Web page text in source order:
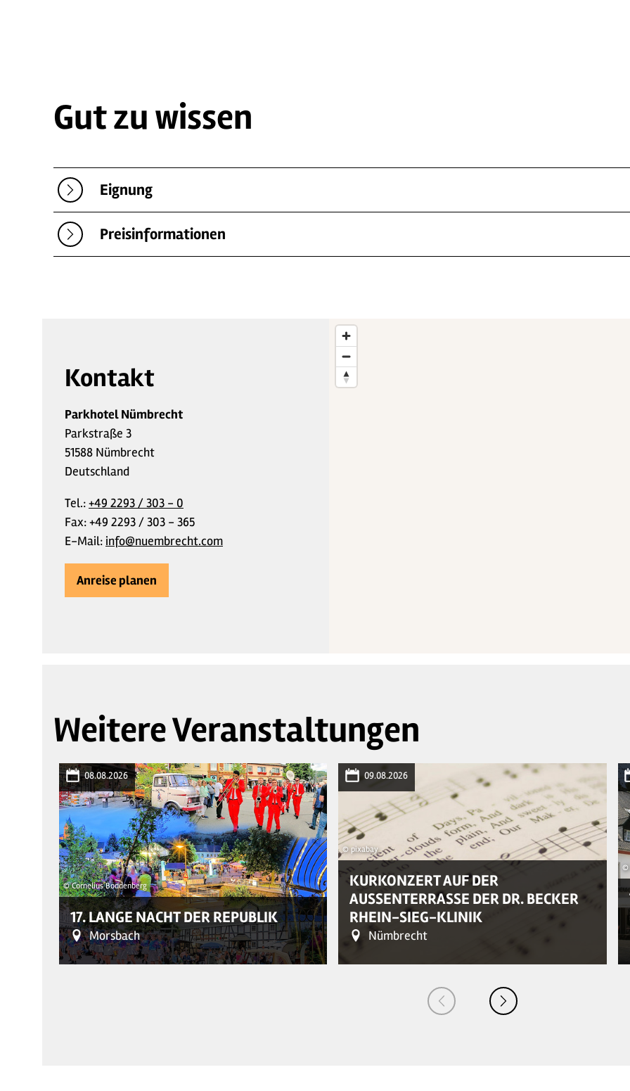
Gut zu wissen
Eignung
Preisinformationen
Kontakt
Parkhotel Nümbrecht
Parkstraße 3
51588 Nümbrecht
Deutschland
Tel.:+49 2293 / 303 - 0
Fax:+49 2293 / 303 - 365
E-Mail: info@nuembrecht.com
Anreise planen
Weitere Veranstaltungen
08.08.2026
© Cornelius Boddenberg
17. LANGE NACHT DER REPUBLIK
Morsbach
09.08.2026
© pixabay
KURKONZERT AUF DER
AUSSENTERRASSE DER DR. BECKER R
HEIN-SIEG-KLINIK
Nümbrecht
©